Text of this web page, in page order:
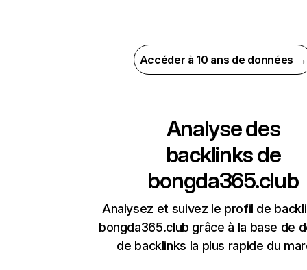
Accéder à 10 ans de données →
Analyse des
backlinks de
bongda365.club
Analysez et suivez le profil de
bongda365.club grâce à la base de
de backlinks la plus rapide du